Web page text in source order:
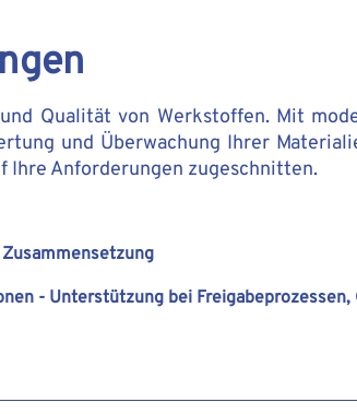
Qualität von Werkstoffen. Mit
und Überwachung Ihrer
Ihre Anforderungen zugeschnitten.
- Unterstützung bei